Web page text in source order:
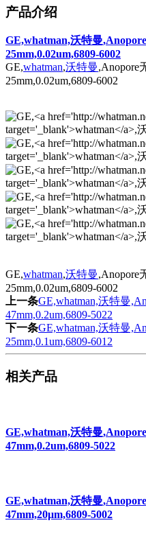
产品介绍
GE,whatman,沃特曼
25mm,0.02um,6809-6002
GE,whatman,沃特曼,Anopore
25mm,0.02um,6809-6002
GE,whatman,沃特曼,Anopore
25mm,0.02um,6809-6002
上一条GE,whatman,沃特曼
47mm,0.2um,6809-5022
下一条GE,whatman,沃特曼
25mm,0.1um,6809-6012
相关产品
GE,whatman,沃特曼
47mm,0.2um,6809-5022
GE,whatman,沃特曼
47mm,20μm,6809-5002